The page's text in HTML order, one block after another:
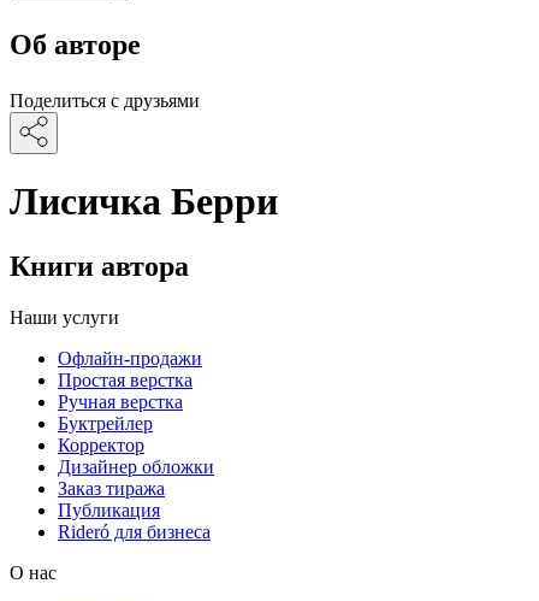
Об авторе
Поделиться с друзьями
Лисичка Берри
Книги автора
Наши услуги
Офлайн-продажи
Простая верстка
Ручная верстка
Буктрейлер
Корректор
Дизайнер обложки
Заказ тиража
Публикация
Rideró для бизнеса
О нас